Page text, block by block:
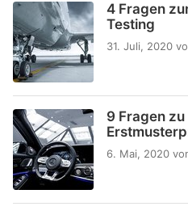
4 Fragen
Testing
31. Juli, 2020
9 Fragen
6. Mai, 2020